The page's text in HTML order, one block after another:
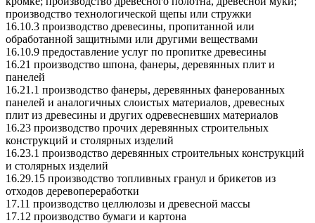
производство технологической щепы или стружки
16.10.3 производство древесины, пропитанной или
обработанной защитными или другими веществами
16.10.9 предоставление услуг по пропитке древесины
16.21 производство шпона, фанеры, деревянных плит и
панелей
16.21.1 производство фанеры, деревянных фанерованных
панелей и аналогичных слоистых материалов, древесных
плит из древесины и других одревесневших материалов
16.23 производство прочих деревянных строительных
конструкций и столярных изделий
16.23.1 производство деревянных строительных конструкций
и столярных изделий
16.29.15 производство топливных гранул и брикетов из
отходов деревопереработки
17.11 производство целлюлозы и древесной массы
17.12 производство бумаги и картона